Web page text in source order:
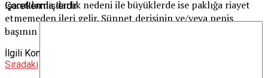
Çocuklarda darlık nedeni ile büyüklerde ise paklığa riayet
etmemeden ileri gelir. Sünnet derisinin ve/veya penis
başının iltihabı biçiminde olur.
İlgili Konular:
Sıradaki
işaretlenmişlerdir